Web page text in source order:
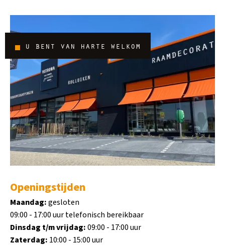
u bent van harte welkom
Openingstijden
Maandag:gesloten
09:00 - 17:00 uur telefonisch bereikbaar
Dinsdag t/m vrijdag:09:00 - 17:00 uur
Zaterdag: 10:00 - 15:00 uur